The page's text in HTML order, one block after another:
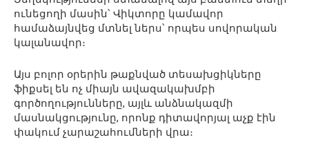
ունեցողի մասին՝ Վիկտորը կամավոր
համաձայնվեց մտնել ներս՝ որպես սովորական
կալանավոր։
Այս բոլոր օրերին թաքնված տեսախցիկները
ֆիքսել են ոչ միայն ավազակախմբի
գործողությունները, այլև անձնակազմի
մասնակցությունը, որոնք դիտավորյալ աչք էին
փակում չարաշահումների վրա։